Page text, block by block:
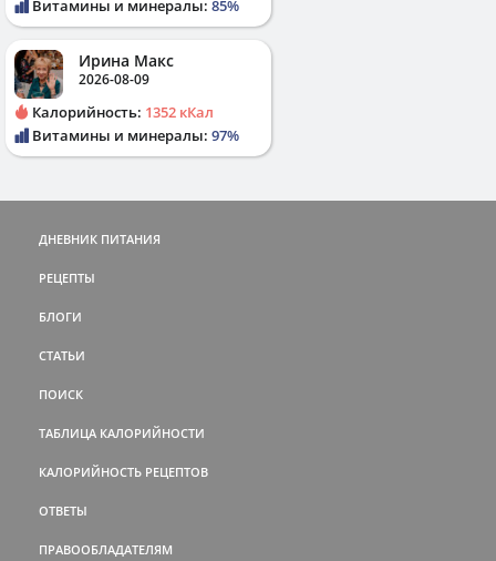
Витамины и минералы: 85%
Ирина Макс
2026-08-09
Калорийность: 1352 кКал
Витамины и минералы: 97%
ДНЕВНИК ПИТАНИЯ
РЕЦЕПТЫ
БЛОГИ
СТАТЬИ
ПОИСК
ТАБЛИЦА КАЛОРИЙНОСТИ
КАЛОРИЙНОСТЬ РЕЦЕПТОВ
ОТВЕТЫ
ПРАВООБЛАДАТЕЛЯМ